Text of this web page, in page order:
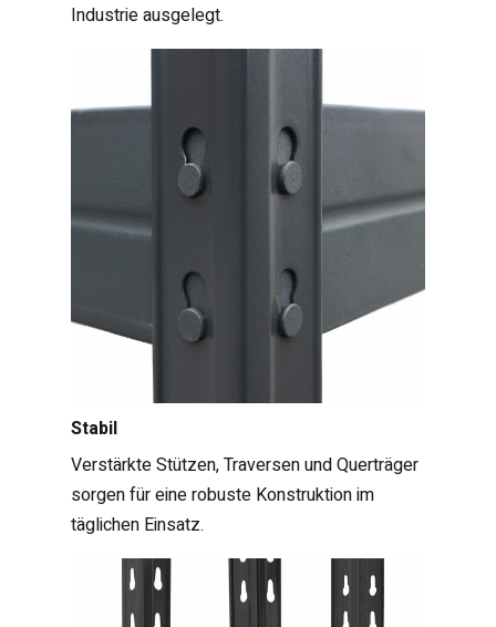
Industrie ausgelegt.
Stabil
Verstärkte Stützen, Traversen und Querträger
sorgen für eine robuste Konstruktion im
täglichen Einsatz.